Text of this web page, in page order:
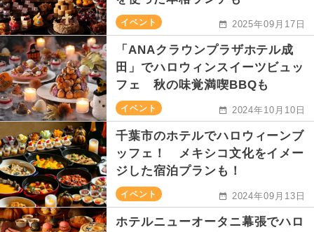
イベント 2025年09月17日
「ANAクラウンプラザホテル成
田」でハロウィンスイーツビュッ
フェ 秋の味覚満喫BBQも
イベント 2024年10月10日
千葉市のホテルでハロウィーンブ
ッフェ！ メキシコ文化をイメー
ジした宿泊プランも！
イベント 2024年09月13日
ホテルニューオータニ幕張でハロ